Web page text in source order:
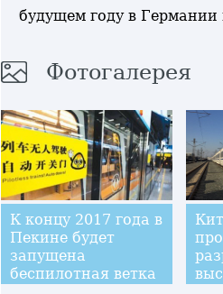
будущем году в Германии
Фотогалерея
К концу 2017 года в
Пекине будет
запущена
беспилотная ветка